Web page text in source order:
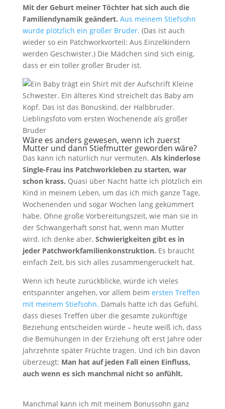
Mit der Geburt meiner Töchter hat sich auch die
Familiendynamik geändert. Aus meinem Stiefsohn
wurde plötzlich ein großer Bruder. (Das ist auch
wieder so ein Patchworkvorteil: Aus Einzelkindern
werden Geschwister.) Die Mädchen sind sich einig,
dass er ein toller großer Bruder ist.
Lieblingsfoto vom ersten Wochenende als großer
Bruder
Wäre es anders gewesen, wenn ich zuerst
Mutter und dann Stiefmutter geworden wäre?
Das kann ich natürlich nur vermuten. Als kinderlose
Single-Frau ins Patchworkleben zu starten, war
schon krass. Quasi über Nacht hatte ich plötzlich ein
Kind in meinem Leben, um das ich mich ganze Tage,
Wochenenden und sogar Wochen lang gekümmert
habe. Ohne große Vorbereitungszeit, wie man sie in
der Schwangerhaft sonst hat, wenn man Mutter
wird. Ich denke aber,Schwierigkeiten gibt es in
jeder Patchworkfamilienkonstruktion. Es braucht
einfach Zeit, bis sich alles zusammengeruckelt hat.
Wenn ich heute zurückblicke, würde ich vieles
entspannter angehen, vor allem beim ersten Treffen
mit meinem Stiefsohn. Damals hatte ich das Gefühl,
dass dieses Treffen über die gesamte zukünftige
Beziehung entscheiden würde – heute weiß ich, dass
die Bemühungen in der Erziehung oft erst Jahre oder
Jahrzehnte später Früchte tragen. Und ich bin davon
überzeugt: Man hat auf jeden Fall einen Einfluss,
auch wenn es sich manchmal nicht so anfühlt.
Manchmal kann ich mit meinem Bonussohn ganz